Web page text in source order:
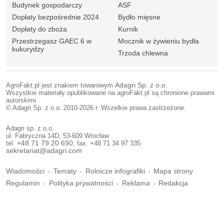
Budynek gospodarczy
Dopłaty bezpośrednie 2024
Dopłaty do zboża
Przestrzegasz GAEC 6 w
kukurydzy
ASF
Bydło mięsne
Kurnik
Mocznik w żywieniu bydła
Trzoda chlewna
AgroFakt.pl jest znakiem towarowym Adagri Sp. z o.o.
Wszystkie materiały opublikowane na agroFakt.pl są chronione prawami
autorskimi
© Adagri Sp. z o.o. 2010-2026 r. Wszelkie prawa zastrzeżone.
Adagri sp. z o.o.
ul. Fabryczna 14D, 53-609 Wrocław
tel. +48 71 79 20 690 , fax. +48 71 34 97 335
sekretariat@adagri.com
Wiadomości Tematy Rolnicze infografiki
Mapa strony
Regulamin
Polityka prywatności Reklama Redakcja